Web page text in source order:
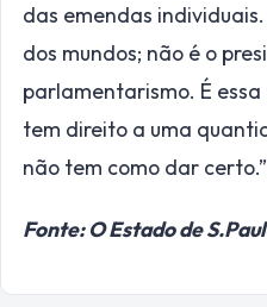
das emendas
dos mundos; não é o
parlamentarismo. É
tem direito a uma
não tem como dar certo.”
Fonte: O Estado de